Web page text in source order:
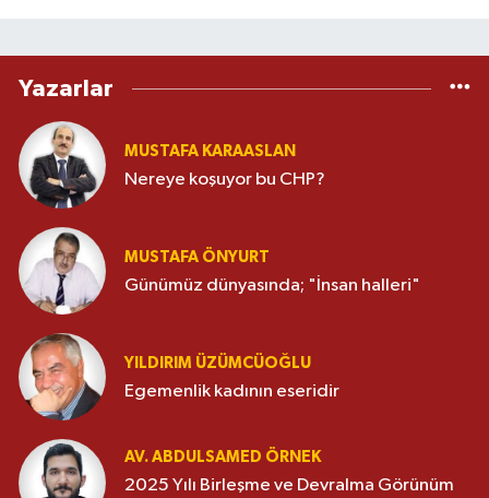
Yazarlar
MUSTAFA KARAASLAN
Nereye koşuyor bu CHP?
MUSTAFA ÖNYURT
Günümüz dünyasında; "İnsan halleri"
YILDIRIM ÜZÜMCÜOĞLU
Egemenlik kadının eseridir
AV. ABDULSAMED ÖRNEK
2025 Yılı Birleşme ve Devralma Görünüm